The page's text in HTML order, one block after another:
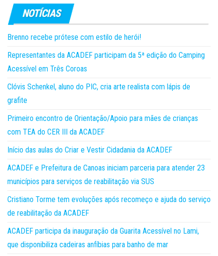
Brenno recebe prótese com estilo de herói!
Representantes da ACADEF participam da 5ª edição do Camping
Acessível em Três Coroas
Clóvis Schenkel, aluno do PIC, cria arte realista com lápis de
grafite
Primeiro encontro de Orientação/Apoio para mães de crianças
com TEA do CER III da ACADEF
Início das aulas do Criar e Vestir Cidadania da ACADEF
ACADEF e Prefeitura de Canoas iniciam parceria para atender 23
municípios para serviços de reabilitação via SUS
Cristiano Torme tem evoluções após recomeço e ajuda do serviço
de reabilitação da ACADEF
ACADEF participa da inauguração da Guarita Acessível no Lami,
que disponibiliza cadeiras anfíbias para banho de mar